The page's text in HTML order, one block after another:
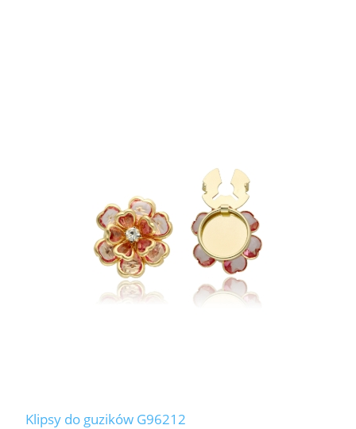
Klipsy do guzików G96212